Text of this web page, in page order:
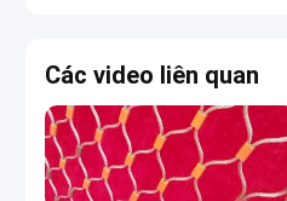
Các video liên quan